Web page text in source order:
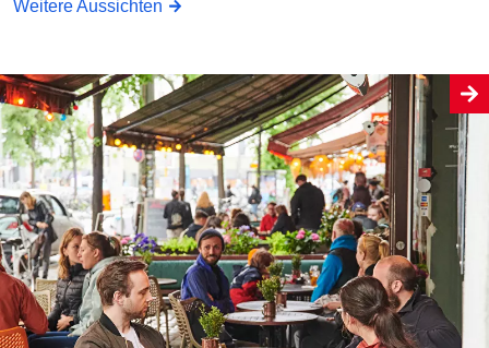
Weitere Aussichten